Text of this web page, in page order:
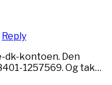
Reply
dk-kontoen. Den
1257569. Og tak…